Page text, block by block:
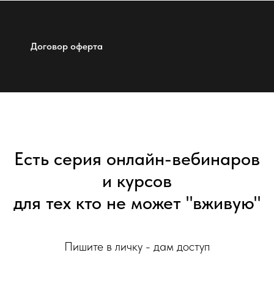
Договор оферта
Есть серия онлайн-вебинаров
и курсов
для тех кто не может "вживую"
Пишите в личку - дам доступ